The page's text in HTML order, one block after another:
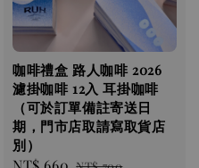
咖啡禮盒 路人咖啡 2026
濾掛咖啡 12入 耳掛咖啡
（可於訂單備註寄送日
期，門市店取請寫取貨店
別）